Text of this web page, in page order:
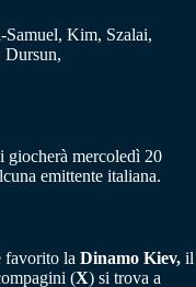
Kim, Szalai,
Dursun,
giocherà mercoledì 20
emittente italiana.
favorito la Dinamo Kiev, il
(X) si trova a